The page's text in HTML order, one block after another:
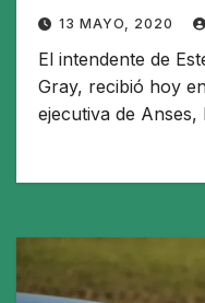
13 MAYO, 2020
El intendente de
Gray, recibió hoy
ejecutiva de